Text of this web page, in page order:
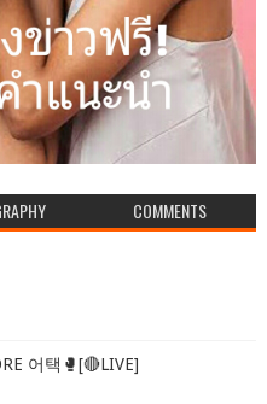
COMMENTS
어택🥊[🔴LIVE]